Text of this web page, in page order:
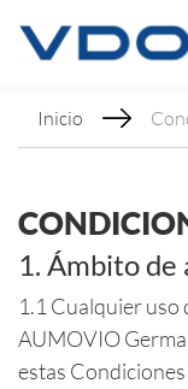
Inicio
1. Ámbito de
1.1 Cualquier
AUMOVIO
estas